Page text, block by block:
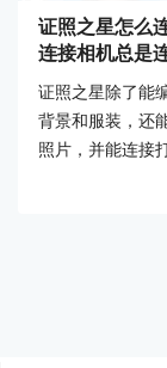
证照之星怎么
连接相机总是
证照之星除了能
背景和服装，还
照片，并能连接
片，使照片拍摄